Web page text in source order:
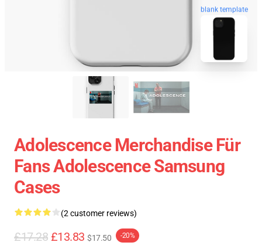
blank template
Adolescence Merchandise Für
Fans Adolescence Samsung
Cases
(2 customer reviews)
£17.28 £13.83 $17.50 -20%